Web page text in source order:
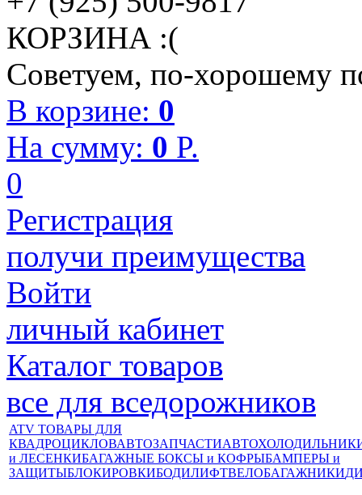
КОРЗИНА :(
Советуем, по-хорошему
В корзине: 0
На сумму: 0 P.
0
Регистрация
получи преимущества
Войти
личный кабинет
Каталог товаров
все для вседорожников
ATV ТОВАРЫ ДЛЯ
КВАДРОЦИКЛОВАВТОЗАПЧАСТИ
и ЛЕСЕНКИБАГАЖНЫЕ БОКСЫ и КОФРЫБАМПЕРЫ и
ЗАЩИТЫБЛОКИРОВКИБОДИЛИФТВЕЛОБАГАЖНИКИ